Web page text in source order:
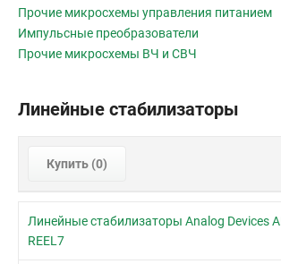
Прочие микросхемы управления питанием
Импульсные преобразователи
Прочие микросхемы ВЧ и СВЧ
Линейные стабилизаторы
Купить (0)
Линейные стабилизаторы Analog Devices
REEL7